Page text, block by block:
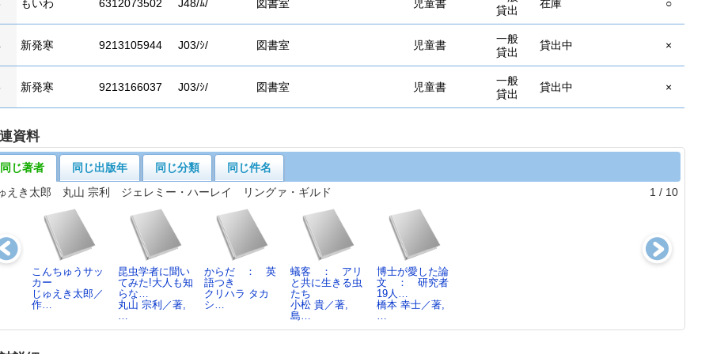
もいわ 6312073502 J48/ﾑ/ 図書室 児童書
貸出
在庫 ○
新発寒 9213105944 J03/ｼ/ 図書室 児童書
一般
貸出
貸出中 ×
新発寒 9213166037 J03/ｼ/ 図書室 児童書
一般
貸出
貸出中 ×
資料
同じ著者 同じ出版年 同じ分類
同じ件名
えき太郎 丸山 宗利 ジェレミー・ハーレイ リングァ・ギルド
1 / 10
こんちゅうサッ
カー
じゅえき太郎／
作…
昆虫学者に聞い
てみた!大人も知
らな…
丸山 宗利／著,
…
からだ ： 英
語つき
クリハラ タカ
シ…
蟻客 ： アリ
と共に生きる虫
たち
小松 貴／著,
島…
博士が愛した論
文 ： 研究者
19人…
橋本 幸士／著,
…